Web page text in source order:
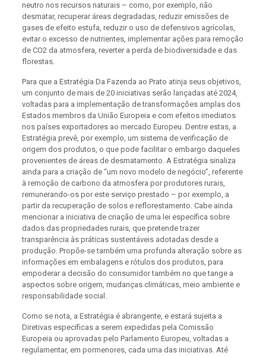
neutro nos recursos naturais – como, por exemplo, não
desmatar, recuperar áreas degradadas, reduzir emissões de
gases de efeito estufa, reduzir o uso de defensivos agrícolas,
evitar o excesso de nutrientes, implementar ações para remoção
de CO2 da atmosfera, reverter a perda de biodiversidade e das
florestas.
Para que a Estratégia Da Fazenda ao Prato atinja seus objetivos,
um conjunto de mais de 20 iniciativas serão lançadas até 2024,
voltadas para a implementação de transformações amplas dos
Estados membros da União Europeia e com efeitos imediatos
nos países exportadores ao mercado Europeu. Dentre estas, a
Estratégia prevê, por exemplo, um sistema de verificação de
origem dos produtos, o que pode facilitar o embargo daqueles
provenientes de áreas de desmatamento. A Estratégia sinaliza
ainda para a criação de “um novo modelo de negócio”, referente
à remoção de carbono da atmosfera por produtores rurais,
remunerando-os por este serviço prestado – por exemplo, a
partir da recuperação de solos e reflorestamento. Cabe ainda
mencionar a iniciativa de criação de uma lei específica sobre
dados das propriedades rurais, que pretende trazer
transparência às práticas sustentáveis adotadas desde a
produção. Propõe-se também uma profunda alteração sobre as
informações em embalagens e rótulos dos produtos, para
empoderar a decisão do consumidor também no que tange a
aspectos sobre origem, mudanças climáticas, meio ambiente e
responsabilidade social.
Como se nota, a Estratégia é abrangente, e estará sujeita a
Diretivas específicas a serem expedidas pela Comissão
Europeia ou aprovadas pelo Parlamento Europeu, voltadas a
regulamentar, em pormenores, cada uma das iniciativas. Até